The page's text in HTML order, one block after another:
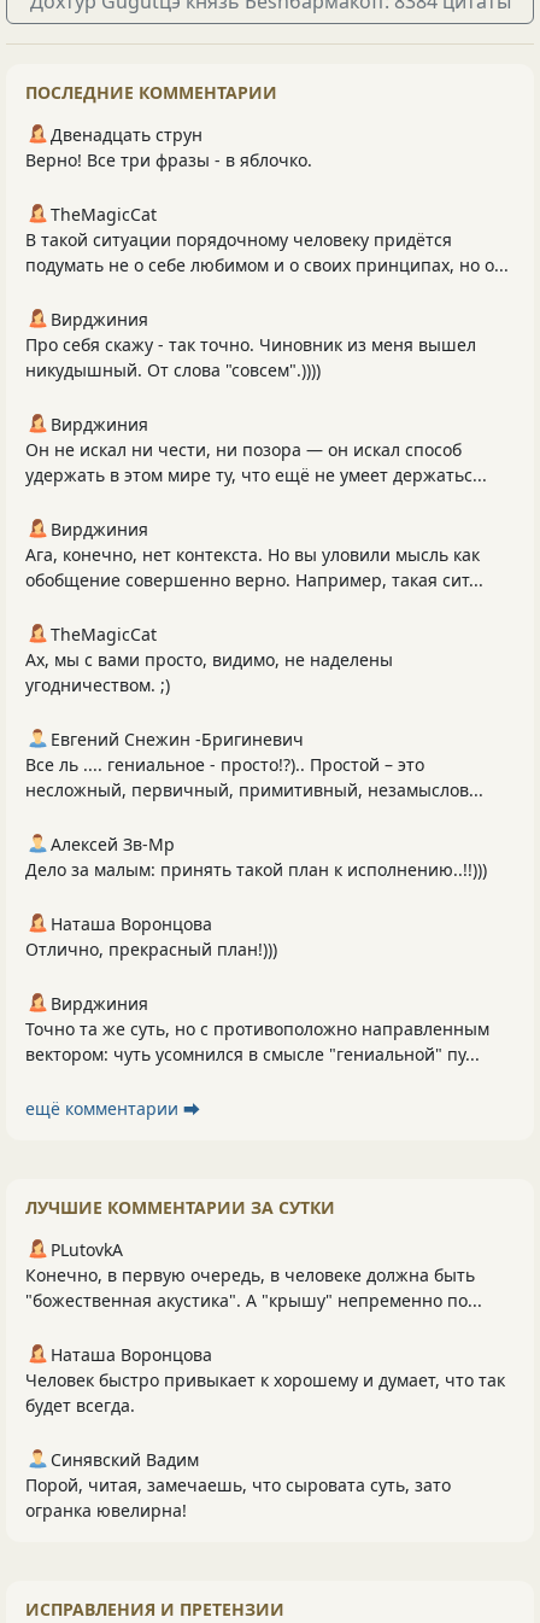
ПОСЛЕДНИЕ КОММЕНТАРИИ
Двенадцать струн
Верно! Все три фразы - в яблочко.
TheMagicCat
В такой ситуации порядочному человеку придётся
подумать не о себе любимом и о своих принципах, но о...
Вирджиния
Про себя скажу - так точно. Чиновник из меня вышел
никудышный. От слова "совсем".))))
Вирджиния
Он не искал ни чести, ни позора — он искал способ
удержать в этом мире ту, что ещё не умеет держатьс...
Вирджиния
Ага, конечно, нет контекста. Но вы уловили мысль как
обобщение совершенно верно. Например, такая сит...
TheMagicCat
Ах, мы с вами просто, видимо, не наделены
угодничеством. ;)
Евгений Снежин -Бригиневич
Все ль .... гениальное - просто!?).. Простой – это
несложный, первичный, примитивный, незамыслов...
Алексей Зв-Mp
Дело за малым: принять такой план к исполнению..!!)))
Наташа Воронцова
Отлично, прекрасный план!)))
Вирджиния
Точно та же суть, но с противоположно направленным
вектором: чуть усомнился в смысле "гениальной" пу...
ещё комментарии ⮕
ЛУЧШИЕ КОММЕНТАРИИ ЗА СУТКИ
PLutоvkА
Конечно, в первую очередь, в человеке должна быть
"божественная акустика". А "крышу" непременно по...
Наташа Воронцова
Человек быстро привыкает к хорошему и думает, что так
будет всегда.
Синявский Вадим
Порой, читая, замечаешь, что сыровата суть, зато
огранка ювелирна!
ИСПРАВЛЕНИЯ И ПРЕТЕНЗИИ